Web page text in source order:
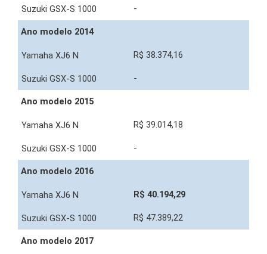
-
Ano modelo 2014
R$ 38.374,16
-
Ano modelo 2015
R$ 39.014,18
-
Ano modelo 2016
R$ 40.194,29
R$ 47.389,22
Ano modelo 2017